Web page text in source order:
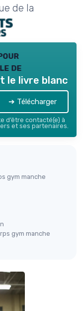
de la
de
le livre blanc
➔ Télécharger
d’être contacté(e) à
et ses partenaires.
gym manche
gym manche